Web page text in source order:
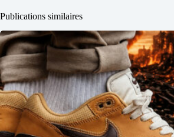
Publications similaires